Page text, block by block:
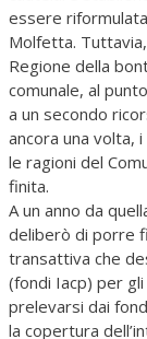
essere
Molfetta.
Regione della
comunale, al
a un secondo
ancora una volta,
le ragioni del
finita.
A un anno da
deliberò di porre
transattiva che
(fondi Iacp) per
prelevarsi dai
la copertura